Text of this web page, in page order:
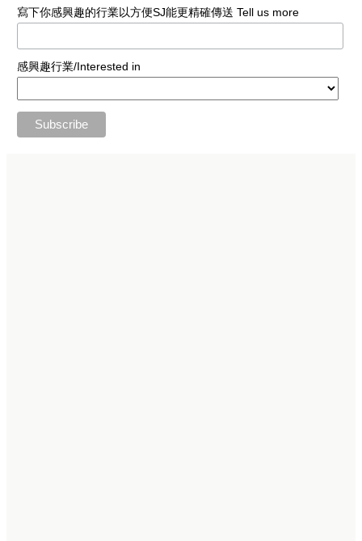
寫下你感興趣的行業以方便SJ能更精確傳送 Tell us more
感興趣行業/Interested in